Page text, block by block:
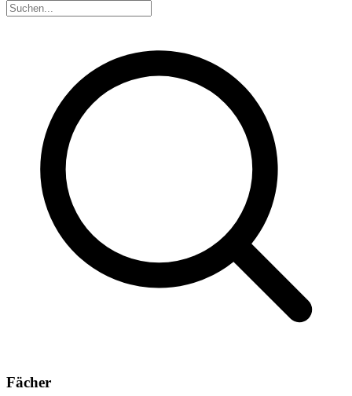
Fächer